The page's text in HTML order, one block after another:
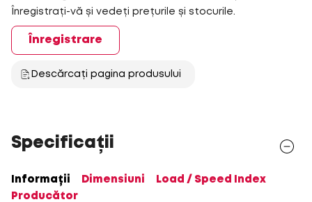
Înregistrați-vă și vedeți prețurile și stocurile.
Înregistrare
Descărcați pagina produsului
Specificații
Informații Dimensiuni
Load / Speed Index
Producător